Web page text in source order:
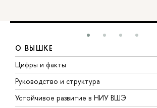
О ВЫШКЕ
Цифры и факты
Руководство и структура
Устойчивое развитие в НИУ ВШЭ